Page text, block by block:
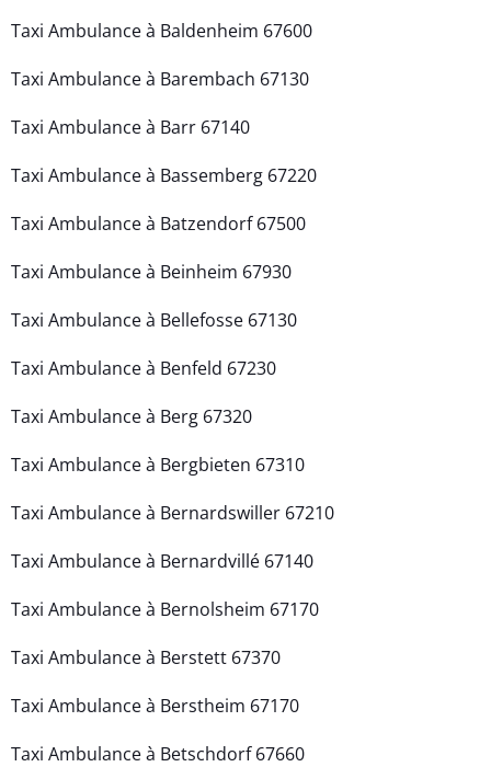
Taxi Ambulance à Baldenheim 67600
Taxi Ambulance à Barembach 67130
Taxi Ambulance à Barr 67140
Taxi Ambulance à Bassemberg 67220
Taxi Ambulance à Batzendorf 67500
Taxi Ambulance à Beinheim 67930
Taxi Ambulance à Bellefosse 67130
Taxi Ambulance à Benfeld 67230
Taxi Ambulance à Berg 67320
Taxi Ambulance à Bergbieten 67310
Taxi Ambulance à Bernardswiller 67210
Taxi Ambulance à Bernardvillé 67140
Taxi Ambulance à Bernolsheim 67170
Taxi Ambulance à Berstett 67370
Taxi Ambulance à Berstheim 67170
Taxi Ambulance à Betschdorf 67660